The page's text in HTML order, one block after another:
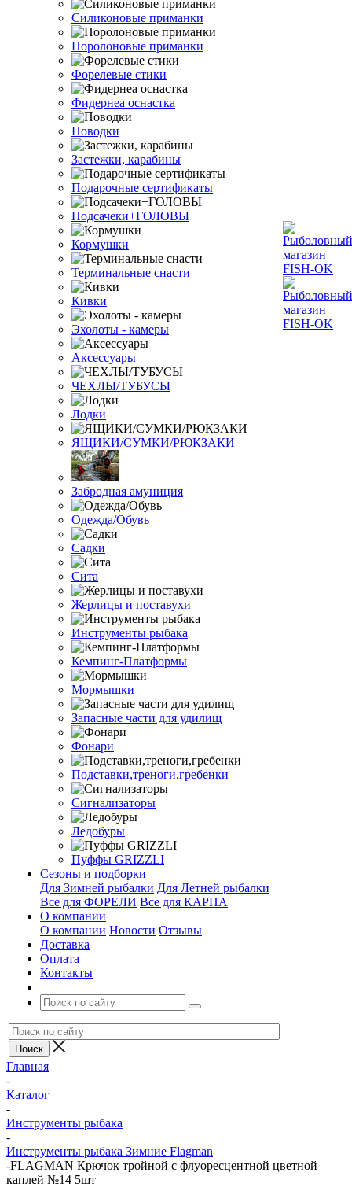
Силиконовые приманки
Поролоновые приманки
Форелевые стики
Фидернеа оснастка
Поводки
Застежки, карабины
Подарочные сертификаты
Подсачеки+ГОЛОВЫ
Кормушки
Терминальные снасти
Кивки
Эхолоты - камеры
Аксессуары
ЧЕХЛЫ/ТУБУСЫ
Лодки
ЯЩИКИ/СУМКИ/РЮКЗАКИ
Забродная амуниция
Одежда/Обувь
Садки
Сита
Жерлицы и поставухи
Инструменты рыбака
Кемпинг-Платформы
Мормышки
Запасные части для удилищ
Фонари
Подставки,треноги,гребенки
Сигнализаторы
Ледобуры
Пуффы GRIZZLI
Сезоны и подборки
Для Зимней рыбалки Для Летней рыбалки
Все для ФОРЕЛИ Все для КАРПА
О компании
О компании Новости Отзывы
Доставка
Оплата
Контакты
Главная
-
Каталог
-
Инструменты рыбака
-
Инструменты рыбака Зимние Flagman
-FLAGMAN Крючок тройной с флуоресцентной цветной
каплей №14 5шт